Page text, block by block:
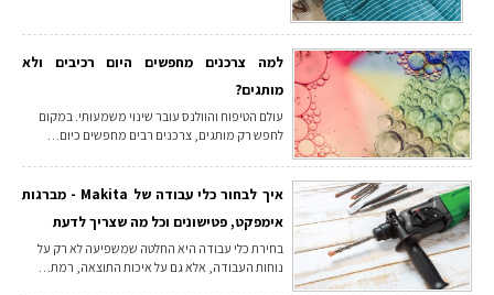
למה צרכנים מחפשים היום רכיבים ולא
מותגים?
עולם הטיפוח והוולנס עובר שינוי משמעותי. במקום
לחפש רק מותגים, צרכנים רבים מחפשים כיום…
איך לבחור כלי עבודה של Makita - מברגות
אימפקט, פטישונים וכל מה שצריך לדעת
בחירת כלי עבודה היא החלטה שמשפיעה לא רק על
נוחות העבודה, אלא גם על איכות התוצאה, רמת…